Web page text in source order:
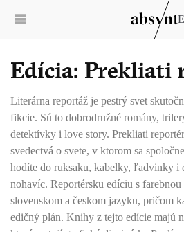
Edícia: Prekliati
Literárna reportáž je pestrý svet
fikcie. Sú to dobrodružné romány,
detektívky i love story. Prekliati
svedectvá o svete, v ktorom sa
hodíte do ruksaku, kabelky, ľadvinky i
nohavíc. Reportérsku edíciu s
slovenskom a českom jazyku, pričom
edičný plán. Knihy z tejto edície majú